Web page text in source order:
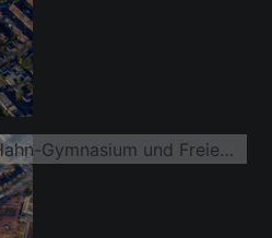
Emmauskirche, Otto-Hahn-Gymnasium und Freie Waldorfschule Karlsruhe